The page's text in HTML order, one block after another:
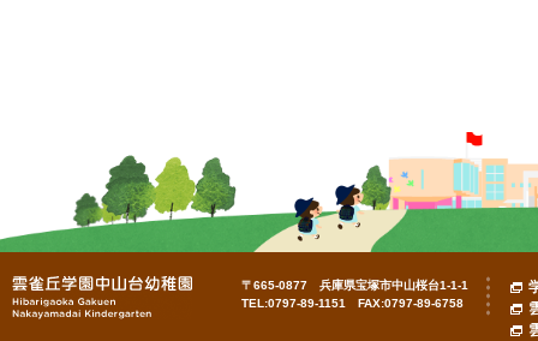
〒665-0877 兵庫県宝塚市中山桜台1-1-1
TEL:0797-89-1151 FAX:0797-89-6758